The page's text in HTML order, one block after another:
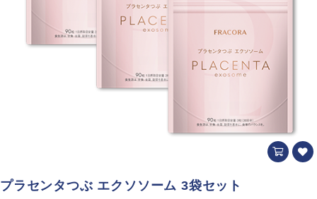
プラセンタつぶ エクソソーム 3袋セット